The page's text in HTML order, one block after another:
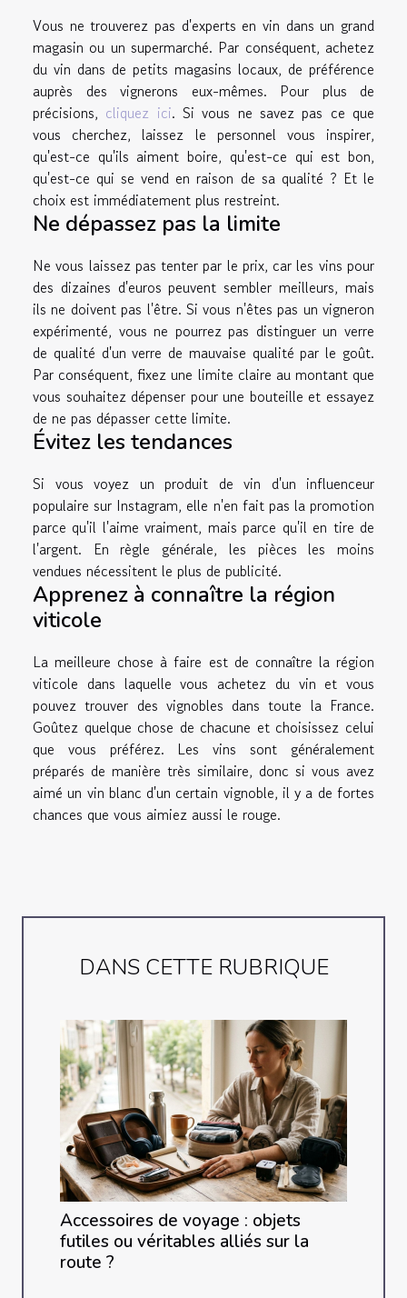
Vous ne trouverez pas d'experts en vin dans un grand
magasin ou un supermarché. Par conséquent, achetez
du vin dans de petits magasins locaux, de préférence
auprès des vignerons eux-mêmes. Pour plus de
précisions, cliquez ici. Si vous ne savez pas ce que
vous cherchez, laissez le personnel vous inspirer,
qu'est-ce qu'ils aiment boire, qu'est-ce qui est bon,
qu'est-ce qui se vend en raison de sa qualité ? Et le
choix est immédiatement plus restreint.
Ne dépassez pas la limite
Ne vous laissez pas tenter par le prix, car les vins pour
des dizaines d'euros peuvent sembler meilleurs, mais
ils ne doivent pas l'être. Si vous n'êtes pas un vigneron
expérimenté, vous ne pourrez pas distinguer un verre
de qualité d'un verre de mauvaise qualité par le goût.
Par conséquent, fixez une limite claire au montant que
vous souhaitez dépenser pour une bouteille et essayez
de ne pas dépasser cette limite.
Évitez les tendances
Si vous voyez un produit de vin d'un influenceur
populaire sur Instagram, elle n'en fait pas la promotion
parce qu'il l'aime vraiment, mais parce qu'il en tire de
l'argent. En règle générale, les pièces les moins
vendues nécessitent le plus de publicité.
Apprenez à connaître la région
viticole
La meilleure chose à faire est de connaître la région
viticole dans laquelle vous achetez du vin et vous
pouvez trouver des vignobles dans toute la France.
Goûtez quelque chose de chacune et choisissez celui
que vous préférez. Les vins sont généralement
préparés de manière très similaire, donc si vous avez
aimé un vin blanc d'un certain vignoble, il y a de fortes
chances que vous aimiez aussi le rouge.
DANS CETTE RUBRIQUE
Accessoires de voyage : objets
futiles ou véritables alliés sur la
route ?